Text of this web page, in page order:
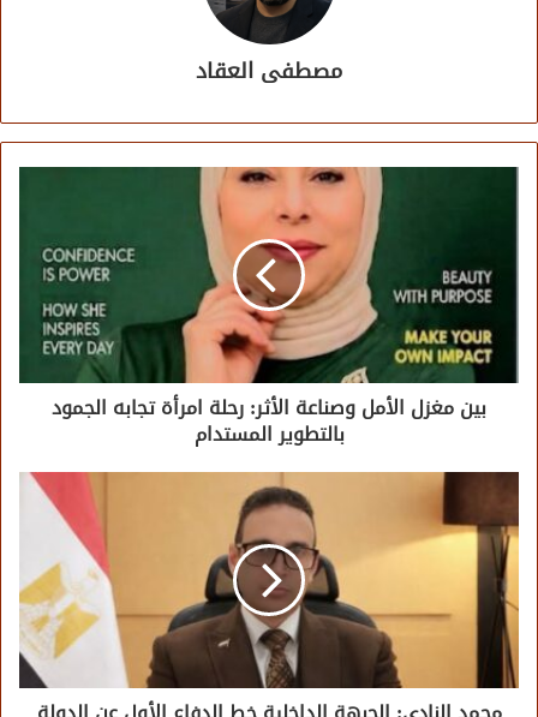
مصطفى العقاد
بين مغزل الأمل وصناعة الأثر: رحلة امرأة تجابه الجمود
بالتطوير المستدام